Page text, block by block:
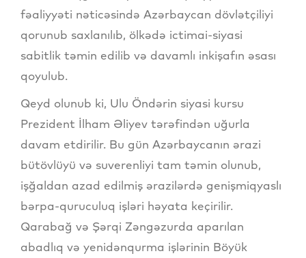
fəaliyyəti nəticəsində Azərbaycan dövlətçiliyi
qorunub saxlanılıb, ölkədə ictimai-siyasi
sabitlik təmin edilib və davamlı inkişafın əsası
qoyulub.
Qeyd olunub ki, Ulu Öndərin siyasi kursu
Prezident İlham Əliyev tərəfindən uğurla
davam etdirilir. Bu gün Azərbaycanın ərazi
bütövlüyü və suverenliyi tam təmin olunub,
işğaldan azad edilmiş ərazilərdə genişmiqyaslı
bərpa-quruculuq işləri həyata keçirilir.
Qarabağ və Şərqi Zəngəzurda aparılan
abadlıq və yenidənqurma işlərinin Böyük